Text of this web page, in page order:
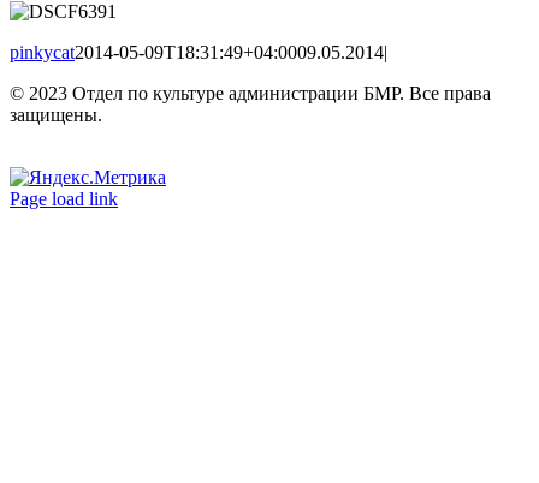
pinkycat2014-05-09T18:31:49+04:0009.05.2014|
© 2023 Отдел по культуре администрации БМР. Все права
защищены.
Вконтакте
Одноклассники
Page load link